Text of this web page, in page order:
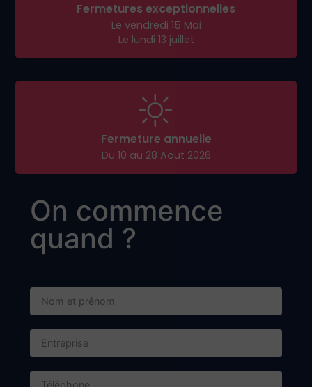
Fermetures exceptionnelles
Le vendredi 15 Mai
Le lundi 13 juillet
Fermeture annuelle
Du 10 au 28 Aout 2026
On commence
quand ?